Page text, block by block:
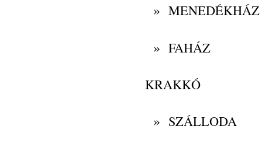
» MENEDÉKHÁZ
» FAHÁZ
KRAKKÓ
» SZÁLLODA